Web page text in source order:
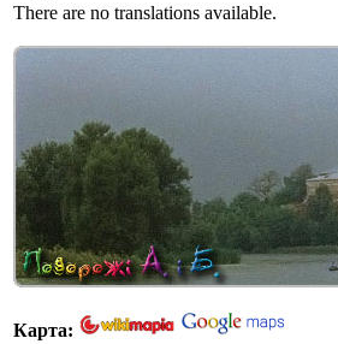
There are no translations available.
Карта: